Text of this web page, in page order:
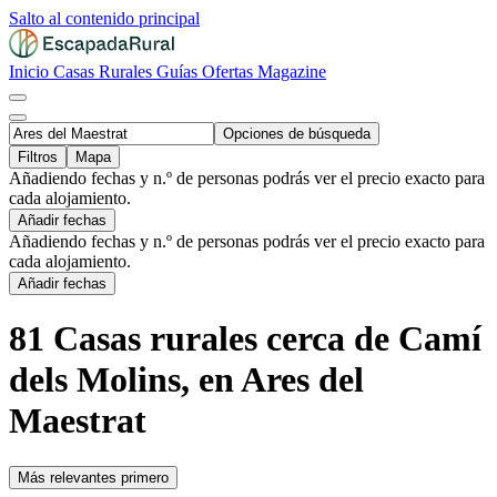
Salto al contenido principal
Inicio Casas Rurales Guías Ofertas Magazine
Opciones de búsqueda
Filtros
Mapa
Añadiendo fechas y n.º de personas podrás ver el precio exacto para
cada alojamiento.
Añadir fechas
Añadiendo fechas y n.º de personas podrás ver el precio exacto para
cada alojamiento.
Añadir fechas
81 Casas rurales cerca de Camí
dels Molins, en Ares del
Maestrat
Más relevantes primero